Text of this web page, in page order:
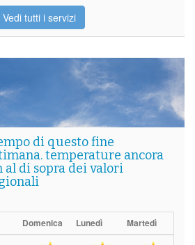
Vedi tutti i servizi
di questo fine
temperature ancora
al di sopra dei valori
Domenica Lunedì Martedì